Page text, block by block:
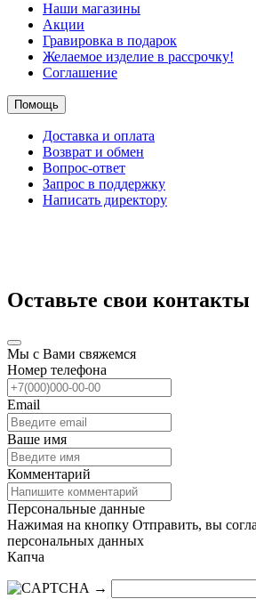
Наши магазины
Акции
Гравировка в подарок
Желаемое изделие в рассрочку!
Соглашение
Помощь
Доставка и оплата
Возврат и обмен
Вопрос-ответ
Запрос в поддержку
Написать директору
Оставьте свои контакты
Мы с Вами свяжемся
Номер телефона
Email
Ваше имя
Комментарий
Персональные данные
Нажимая на кнопку Отправить, вы
персональных данных
Капча
→